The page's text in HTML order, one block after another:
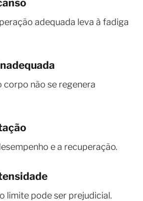
adequada leva à fadiga
corpo não se regenera
e a recuperação.
limite pode ser prejudicial.